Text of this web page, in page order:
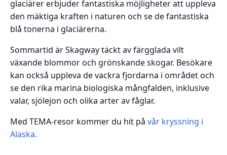
glaciärer erbjuder fantastiska möjligheter att uppleva
den mäktiga kraften i naturen och se de fantastiska
blå tonerna i glaciärerna.
Sommartid är Skagway täckt av färgglada vilt
växande blommor och grönskande skogar. Besökare
kan också uppleva de vackra fjordarna i området och
se den rika marina biologiska mångfalden, inklusive
valar, sjölejon och olika arter av fåglar.
Med TEMA-resor kommer du hit på vår kryssning i
Alaska.